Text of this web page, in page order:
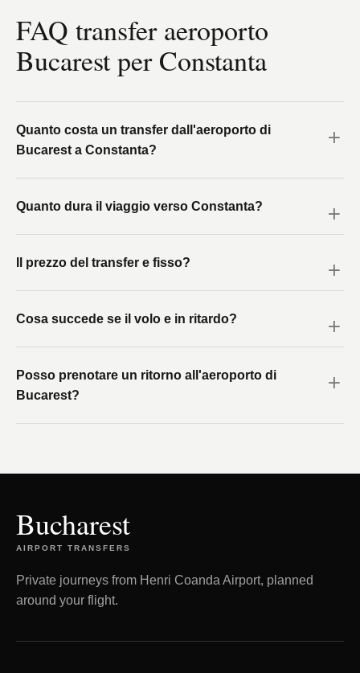
FAQ transfer aeroporto
Bucarest per Constanta
Quanto costa un transfer dall'aeroporto di
Bucarest a Constanta?
Quanto dura il viaggio verso Constanta?
Il prezzo del transfer e fisso?
Cosa succede se il volo e in ritardo?
Posso prenotare un ritorno all'aeroporto di
Bucarest?
Bucharest
AIRPORT TRANSFERS
Private journeys from Henri Coanda Airport, planned
around your flight.